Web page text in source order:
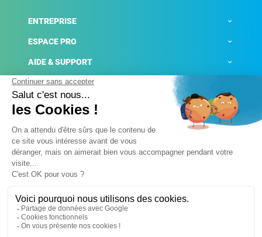
ENTREPRISE
ESPACE PRO
AIDE & SUPPORT
ACTUALITÉS
Mentions légales
Conditions générales de ventes
Plateforme de signalement